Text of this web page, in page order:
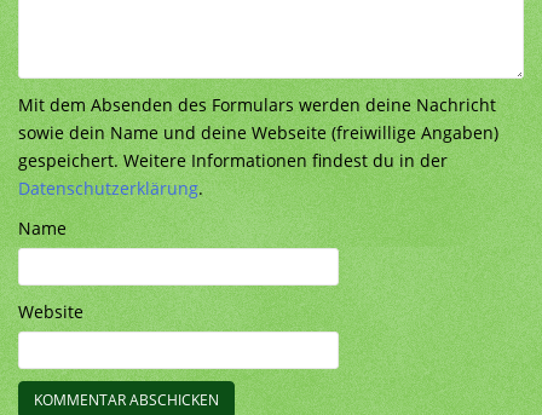
Mit dem Absenden des Formulars werden deine Nachricht
sowie dein Name und deine Webseite (freiwillige Angaben)
gespeichert. Weitere Informationen findest du in der
Datenschutzerklärung.
Name
Website